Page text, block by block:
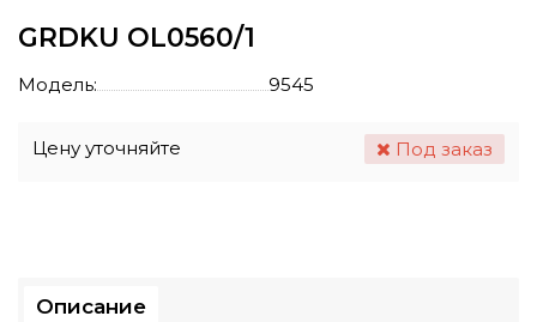
GRDKU OL0560/1
Модель: 9545
Цену уточняйте Под заказ
Описание